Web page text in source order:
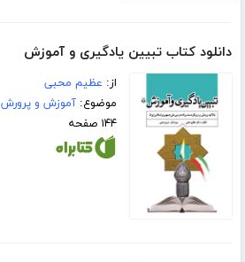
دانلود کتاب تبیین یادگیری و آموزش
از: عظیم محبی
موضوع:آموزش و پرورش
۱۴۴ صفحه